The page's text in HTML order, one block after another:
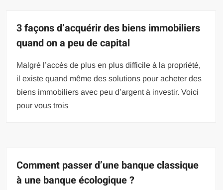
3 façons d’acquérir des biens immobiliers
quand on a peu de capital
Malgré l’accès de plus en plus difficile à la propriété,
il existe quand même des solutions pour acheter des
biens immobiliers avec peu d’argent à investir. Voici
pour vous trois
Comment passer d’une banque classique
à une banque écologique ?